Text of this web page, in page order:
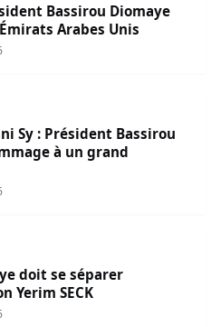
Bassirou Diomaye
Arabes Unis
Sy : Président Bassirou
à un grand
doit se séparer
Yerim SECK